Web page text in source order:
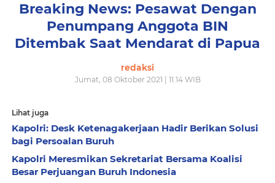
Breaking News: Pesawat Dengan
Penumpang Anggota BIN
Ditembak Saat Mendarat di Papua
redaksi
Jumat, 08 Oktober 2021 | 11.14 WIB
Lihat juga
Kapolri: Desk Ketenagakerjaan Hadir Berikan Solusi
bagi Persoalan Buruh
Kapolri Meresmikan Sekretariat Bersama Koalisi
Besar Perjuangan Buruh Indonesia